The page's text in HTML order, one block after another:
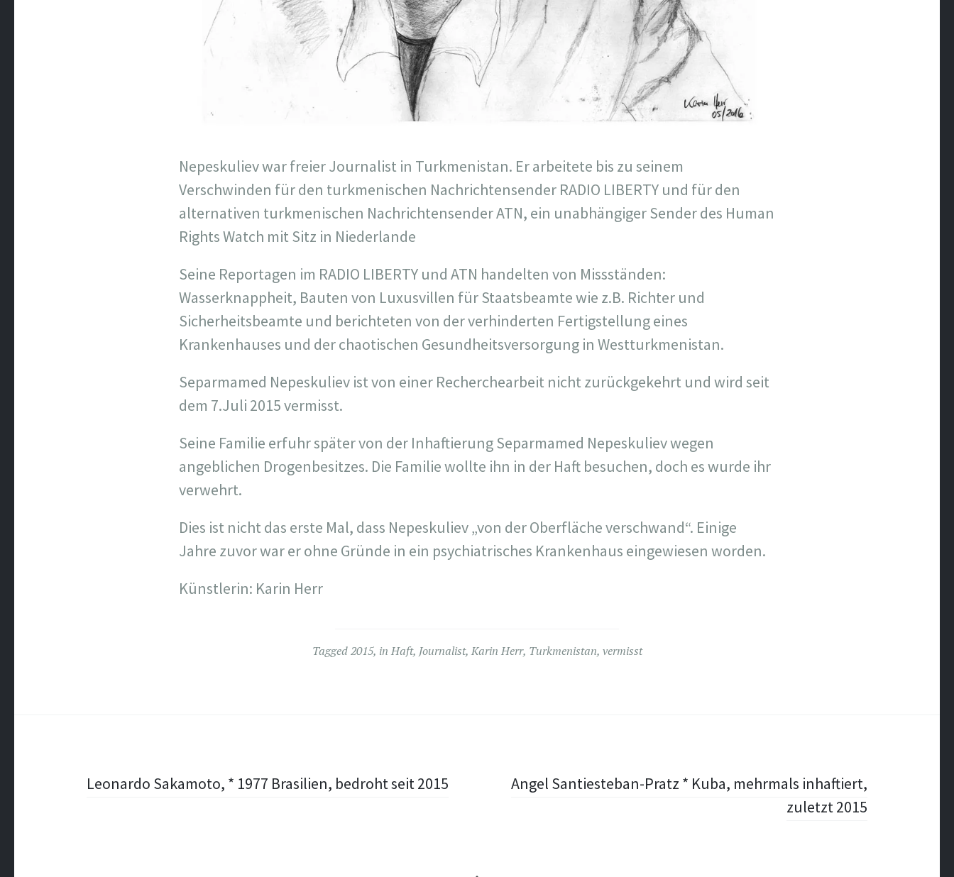
Nepeskuliev war freier Journalist in Turkmenistan. Er arbeitete bis zu seinem
Verschwinden für den turkmenischen Nachrichtensender RADIO LIBERTY und für den
alternativen turkmenischen Nachrichtensender ATN, ein unabhängiger Sender des Human
Rights Watch mit Sitz in Niederlande
Seine Reportagen im RADIO LIBERTY und ATN handelten von Missständen:
Wasserknappheit, Bauten von Luxusvillen für Staatsbeamte wie z.B. Richter und
Sicherheitsbeamte und berichteten von der verhinderten Fertigstellung eines
Krankenhauses und der chaotischen Gesundheitsversorgung in Westturkmenistan.
Separmamed Nepeskuliev ist von einer Recherchearbeit nicht zurückgekehrt und wird seit
dem 7.Juli 2015 vermisst.
Seine Familie erfuhr später von der Inhaftierung Separmamed Nepeskuliev wegen
angeblichen Drogenbesitzes. Die Familie wollte ihn in der Haft besuchen, doch es wurde ihr
verwehrt.
Dies ist nicht das erste Mal, dass Nepeskuliev „von der Oberfläche verschwand“. Einige
Jahre zuvor war er ohne Gründe in ein psychiatrisches Krankenhaus eingewiesen worden.
Künstlerin: Karin Herr
Tagged2015, in Haft, Journalist, Karin Herr, Turkmenistan, vermisst
PostLeonardo Sakamoto, * 1977 Brasilien, bedroht seit 2015
Angel Santiesteban-Pratz * Kuba, mehrmals inhaftiert,
zuletzt 2015